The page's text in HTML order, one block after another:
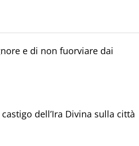
e di non fuorviare dai
dell’Ira Divina sulla città